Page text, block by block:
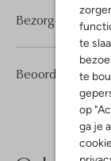
te
te
op
ga je
Beoordelingen
Bezorgen &